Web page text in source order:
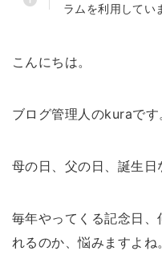
BSファイン かかと用
ラムを利用してい
こんにちは。
ブログ管理人のkuraです
母の日、父の日、誕生日
毎年やってくる記念日、
れるのか、悩みますよね。